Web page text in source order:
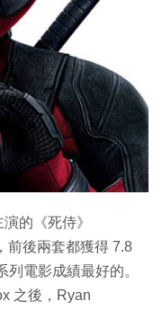
的《死侍》
前後兩套都獲得 7.8
電影成績最好的。
之後，Ryan